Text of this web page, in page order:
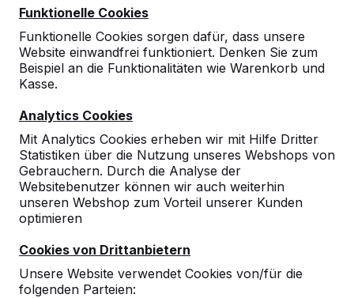
Funktionelle Cookies
Funktionelle Cookies sorgen dafür, dass unsere
Website einwandfrei funktioniert. Denken Sie zum
Beispiel an die Funktionalitäten wie Warenkorb und
Kasse.
Analytics Cookies
Mit Analytics Cookies erheben wir mit Hilfe Dritter
Statistiken über die Nutzung unseres Webshops von
Gebrauchern. Durch die Analyse der
Websitebenutzer können wir auch weiterhin
unseren Webshop zum Vorteil unserer Kunden
optimieren
Cookies von Drittanbietern
Unsere Website verwendet Cookies von/für die
folgenden Parteien:
Picknickset DeLuxe oval
Anthrazit
118reviews